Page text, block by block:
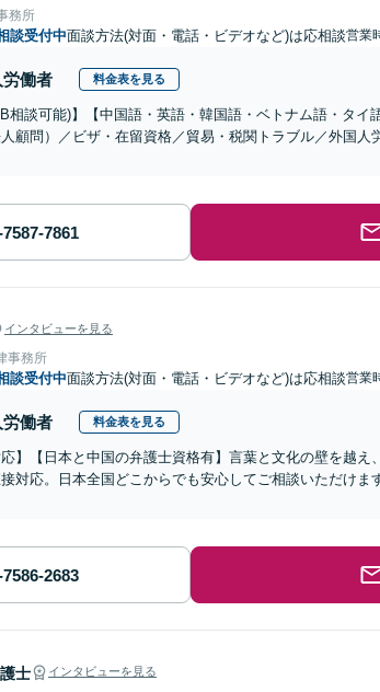
務所
談受付中面談方法(対面・電話・ビデオなど)は応相談営業
働者 料金表を見る
相談可能)】【中国語・英語・韓国語・ベトナム語・タ
顧問）／ビザ・在留資格／貿易・税関トラブル／外国
インタビューを見る
事務所
談受付中面談方法(対面・電話・ビデオなど)は応相談営業
働者 料金表を見る
応】【日本と中国の弁護士資格有】言葉と文化の壁を越
対応。日本全国どこからでも安心してご相談いただけ
士 インタビューを見る